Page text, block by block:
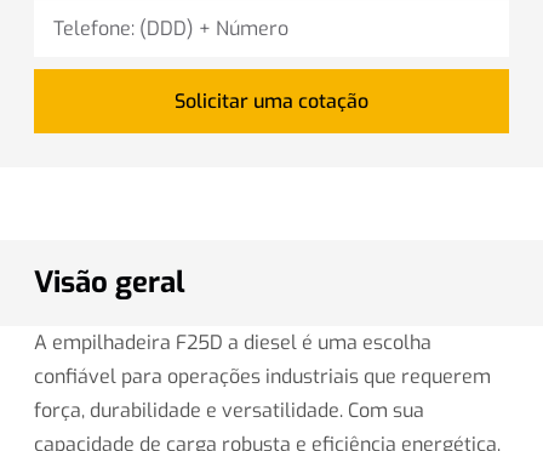
Visão geral
A empilhadeira F25D a diesel é uma escolha
confiável para operações industriais que requerem
força, durabilidade e versatilidade. Com sua
capacidade de carga robusta e eficiência energética,
Solicitar uma cotação